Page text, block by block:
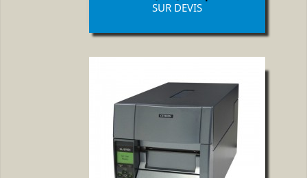
Prix
SUR DEVIS